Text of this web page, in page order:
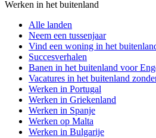
Werken in het buitenland
Alle landen
Neem een ​​tussenjaar
Vind een woning in het
Succesverhalen
Banen in het buitenland voor
Vacatures in het buitenland
Werken in Portugal
Werken in Griekenland
Werken in Spanje
Werken op Malta
Werken in Bulgarije